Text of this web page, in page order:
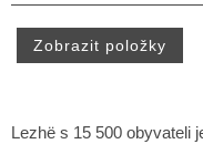
Lezhë s 15 500 obyvateli